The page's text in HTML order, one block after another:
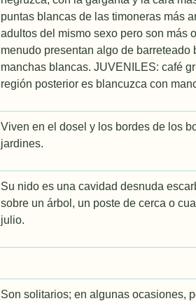
puntas blancas de las timoneras más
adultos del mismo sexo pero son más
menudo presentan algo de
manchas blancas. JUVENILES: café
región posterior es blancuzca con
Viven en el dosel y los bordes de los
jardines.
Su nido es una cavidad desnuda
sobre un árbol, un poste de cerca o
julio.
Son solitarios; en algunas ocasiones,